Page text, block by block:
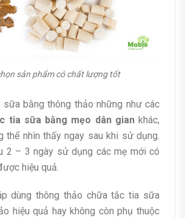
sản phẩm có chất lượng tốt
bằng thông thảo những như các
tia sữa bằng mẹo dân giankhác,
thể nhìn thấy ngay sau khi sử dụng.
2 – 3 ngày sử dụng các mẹ mới có
hiệu quả.
dùng thông thảo chữa tắc tia sữa
hiệu quả hay không còn phụ thuộc